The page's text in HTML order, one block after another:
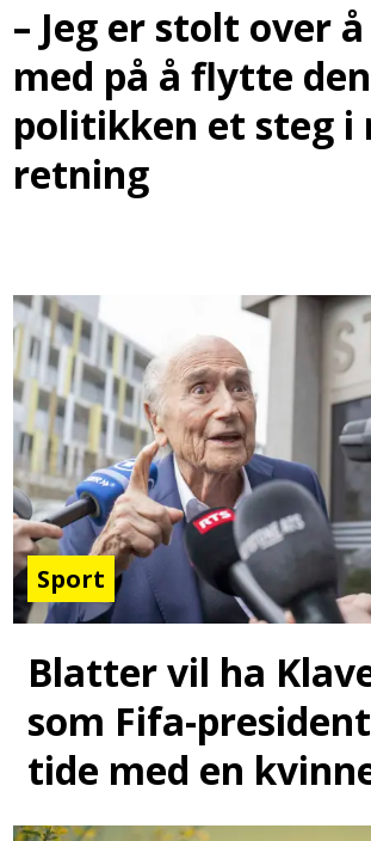
– Jeg er stolt over
med på å flytte
politikken et steg
retning
Sport
Blatter vil ha
som Fifa-
tide med en